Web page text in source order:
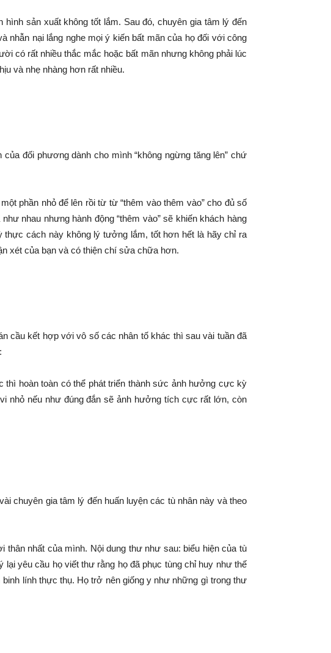
sản xuất không tốt lắm. Sau đó, chuyên gia tâm lý đến
nhẫn nại lắng nghe mọi ý kiến bất mãn của họ đối với công
có rất nhiều thắc mắc hoặc bất mãn nhưng không phải lúc
và nhẹ nhàng hơn rất nhiều.
đối phương dành cho mình “không ngừng tăng lên” chứ
phần nhỏ để lên rồi từ từ “thêm vào thêm vào” cho đủ số
nhau nhưng hành động “thêm vào” sẽ khiến khách hàng
thực cách này không lý tưởng lắm, tốt hơn hết là hãy chỉ ra
xét của bạn và có thiện chí sửa chữa hơn.
cầu kết hợp với vô số các nhân tố khác thì sau vài tuần đã
thì hoàn toàn có thể phát triển thành sức ảnh hưởng cực kỳ
nhỏ nếu như đúng đắn sẽ ảnh hưởng tích cực rất lớn, còn
chuyên gia tâm lý đến huấn luyện các tù nhân này và theo
nhất của mình. Nội dung thư như sau: biểu hiện của tù
yêu cầu họ viết thư rằng họ đã phục tùng chỉ huy như thế
lính thực thụ. Họ trở nên giống y như những gì trong thư